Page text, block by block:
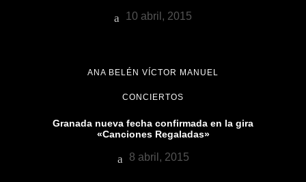
10 abril, 2015
ANA BELÉN VÍCTOR MANUEL
CONCIERTOS
Granada nueva fecha confirmada en la gira
«Canciones Regaladas»
8 abril, 2015